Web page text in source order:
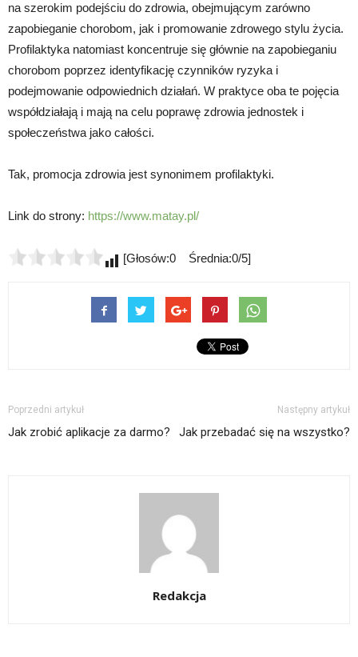
na szerokim podejściu do zdrowia, obejmującym zarówno
zapobieganie chorobom, jak i promowanie zdrowego stylu życia.
Profilaktyka natomiast koncentruje się głównie na zapobieganiu
chorobom poprzez identyfikację czynników ryzyka i
podejmowanie odpowiednich działań. W praktyce oba te pojęcia
współdziałają i mają na celu poprawę zdrowia jednostek i
społeczeństwa jako całości.
Tak, promocja zdrowia jest synonimem profilaktyki.
Link do strony: https://www.matay.pl/
[Głosów:0 Średnia:0/5]
Poprzedni artykuł
Jak zrobić aplikacje za darmo?
Następny artykuł
Jak przebadać się na wszystko?
Redakcja